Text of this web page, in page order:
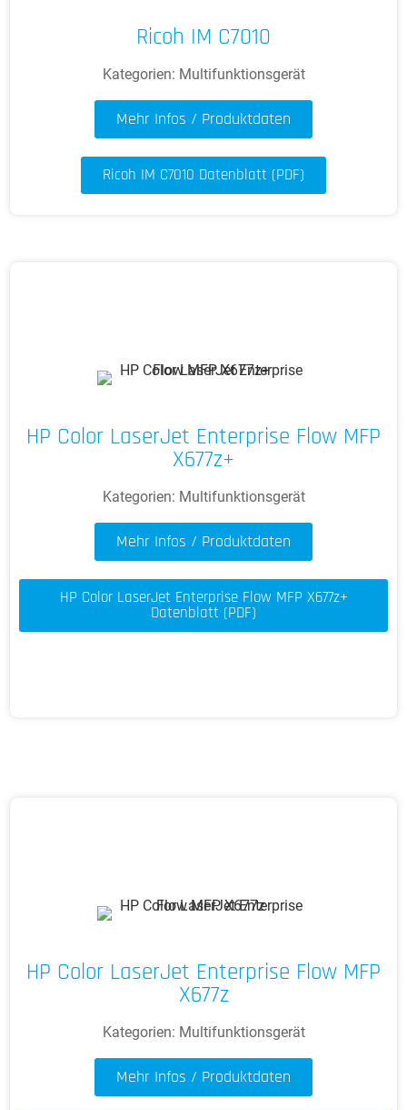
Ricoh IM C7010
Kategorien: Multifunktionsgerät
Mehr Infos / Produktdaten
Ricoh IM C7010 Datenblatt (PDF)
HP Color LaserJet Enterprise Flow MFP
X677z+
Kategorien: Multifunktionsgerät
Mehr Infos / Produktdaten
HP Color LaserJet Enterprise Flow MFP X677z+
Datenblatt (PDF)
HP Color LaserJet Enterprise Flow MFP
X677z
Kategorien: Multifunktionsgerät
Mehr Infos / Produktdaten